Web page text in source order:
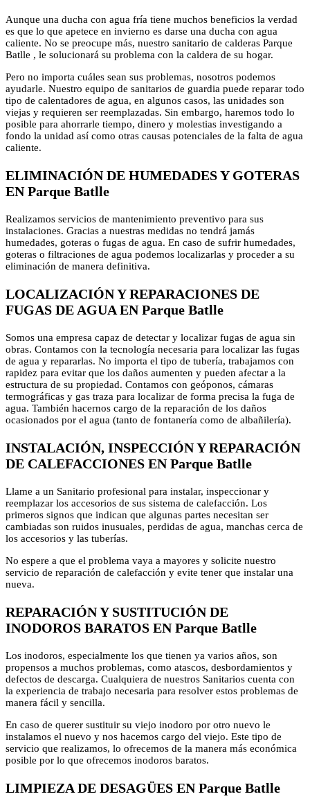
Aunque una ducha con agua fría tiene muchos beneficios la verdad
es que lo que apetece en invierno es darse una ducha con agua
caliente. No se preocupe más, nuestro sanitario de calderas Parque
Batlle , le solucionará su problema con la caldera de su hogar.
Pero no importa cuáles sean sus problemas, nosotros podemos
ayudarle. Nuestro equipo de sanitarios de guardia puede reparar todo
tipo de calentadores de agua, en algunos casos, las unidades son
viejas y requieren ser reemplazadas. Sin embargo, haremos todo lo
posible para ahorrarle tiempo, dinero y molestias investigando a
fondo la unidad así como otras causas potenciales de la falta de agua
caliente.
ELIMINACIÓN DE HUMEDADES Y GOTERAS
EN Parque Batlle
Realizamos servicios de mantenimiento preventivo para sus
instalaciones. Gracias a nuestras medidas no tendrá jamás
humedades, goteras o fugas de agua. En caso de sufrir humedades,
goteras o filtraciones de agua podemos localizarlas y proceder a su
eliminación de manera definitiva.
LOCALIZACIÓN Y REPARACIONES DE
FUGAS DE AGUA EN Parque Batlle
Somos una empresa capaz de detectar y localizar fugas de agua sin
obras. Contamos con la tecnología necesaria para localizar las fugas
de agua y repararlas. No importa el tipo de tubería, trabajamos con
rapidez para evitar que los daños aumenten y pueden afectar a la
estructura de su propiedad. Contamos con geóponos, cámaras
termográficas y gas traza para localizar de forma precisa la fuga de
agua. También hacernos cargo de la reparación de los daños
ocasionados por el agua (tanto de fontanería como de albañilería).
INSTALACIÓN, INSPECCIÓN Y REPARACIÓN
DE CALEFACCIONES EN Parque Batlle
Llame a un Sanitario profesional para instalar, inspeccionar y
reemplazar los accesorios de sus sistema de calefacción. Los
primeros signos que indican que algunas partes necesitan ser
cambiadas son ruidos inusuales, perdidas de agua, manchas cerca de
los accesorios y las tuberías.
No espere a que el problema vaya a mayores y solicite nuestro
servicio de reparación de calefacción y evite tener que instalar una
nueva.
REPARACIÓN Y SUSTITUCIÓN DE
INODOROS BARATOS EN Parque Batlle
Los inodoros, especialmente los que tienen ya varios años, son
propensos a muchos problemas, como atascos, desbordamientos y
defectos de descarga. Cualquiera de nuestros Sanitarios cuenta con
la experiencia de trabajo necesaria para resolver estos problemas de
manera fácil y sencilla.
En caso de querer sustituir su viejo inodoro por otro nuevo le
instalamos el nuevo y nos hacemos cargo del viejo. Este tipo de
servicio que realizamos, lo ofrecemos de la manera más económica
posible por lo que ofrecemos inodoros baratos.
LIMPIEZA DE DESAGÜES EN Parque Batlle